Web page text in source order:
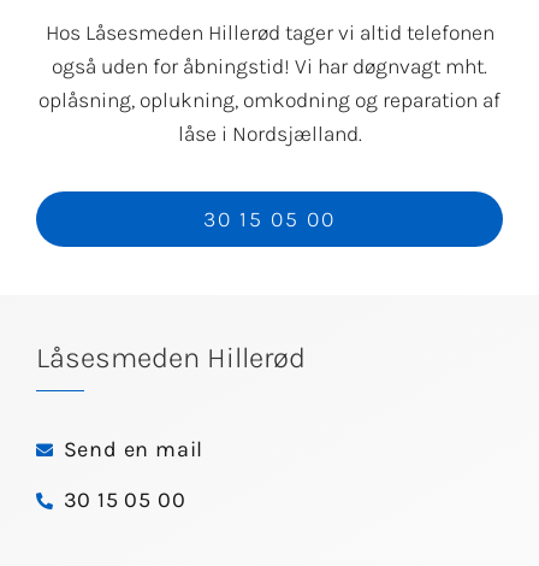
Hos Låsesmeden Hillerød tager vi altid telefonen
også uden for åbningstid! Vi har døgnvagt mht.
oplåsning, oplukning, omkodning og reparation af
låse i Nordsjælland.
30 15 05 00
Låsesmeden Hillerød
Send en mail
30 15 05 00